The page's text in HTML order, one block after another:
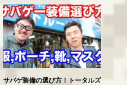
サバゲ装備の選び方！トータルズ